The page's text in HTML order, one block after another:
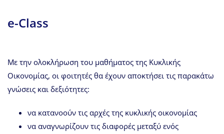
e-Class
Με την ολοκλήρωση του μαθήματος της Κυκλικής
Οικονομίας, οι φοιτητές θα έχουν αποκτήσει τις παρακάτω
γνώσεις και δεξιότητες:
να κατανοούν τις αρχές της κυκλικής οικονομίας
να αναγνωρίζουν τις διαφορές μεταξύ ενός